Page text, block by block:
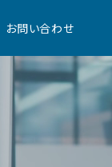
お問い合わせ